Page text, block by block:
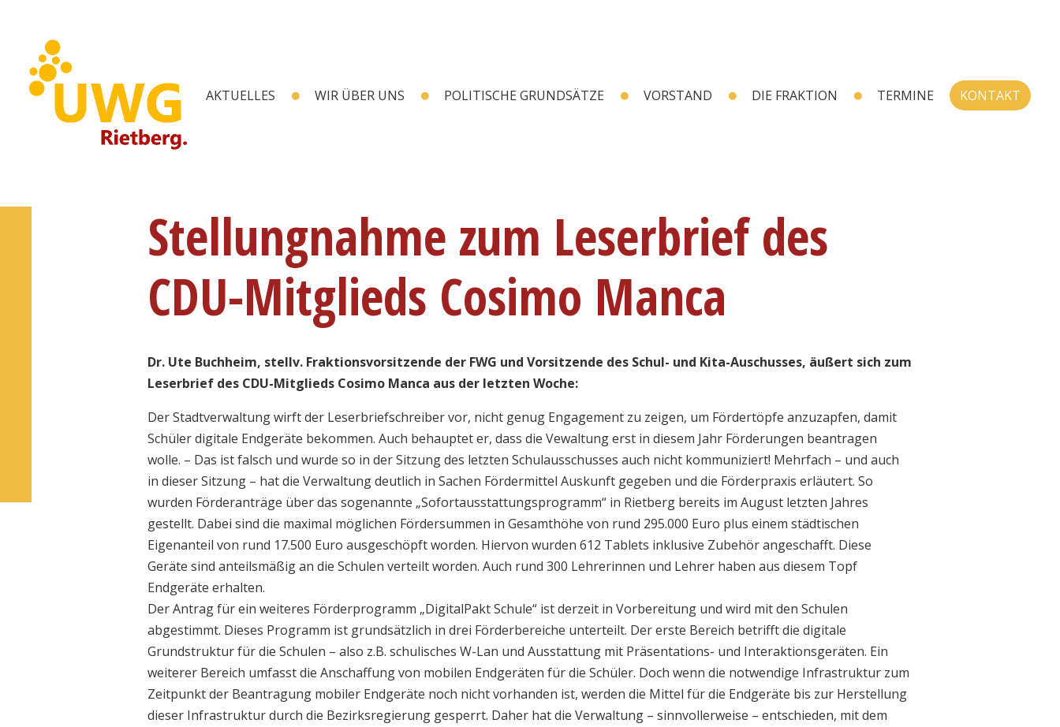
AKTUELLES WIR ÜBER UNS POLITISCHE GRUNDSÄTZE VORSTAND DIE FRAKTION TERMINE KONTAKT
Stellungnahme zum Leserbrief des
CDU-Mitglieds Cosimo Manca
Dr. Ute Buchheim, stellv. Fraktionsvorsitzende der FWG und Vorsitzende des Schul- und Kita-Auschusses, äußert sich zum
Leserbrief des CDU-Mitglieds Cosimo Manca aus der letzten Woche:
Der Stadtverwaltung wirft der Leserbriefschreiber vor, nicht genug Engagement zu zeigen, um Fördertöpfe anzuzapfen, damit
Schüler digitale Endgeräte bekommen. Auch behauptet er, dass die Vewaltung erst in diesem Jahr Förderungen beantragen
wolle. – Das ist falsch und wurde so in der Sitzung des letzten Schulausschusses auch nicht kommuniziert! Mehrfach – und auch
in dieser Sitzung – hat die Verwaltung deutlich in Sachen Fördermittel Auskunft gegeben und die Förderpraxis erläutert. So
wurden Förderanträge über das sogenannte „Sofortausstattungsprogramm“ in Rietberg bereits im August letzten Jahres
gestellt. Dabei sind die maximal möglichen Fördersummen in Gesamthöhe von rund 295.000 Euro plus einem städtischen
Eigenanteil von rund 17.500 Euro ausgeschöpft worden. Hiervon wurden 612 Tablets inklusive Zubehör angeschafft. Diese
Geräte sind anteilsmäßig an die Schulen verteilt worden. Auch rund 300 Lehrerinnen und Lehrer haben aus diesem Topf
Endgeräte erhalten.
Der Antrag für ein weiteres Förderprogramm „DigitalPakt Schule“ ist derzeit in Vorbereitung und wird mit den Schulen
abgestimmt. Dieses Programm ist grundsätzlich in drei Förderbereiche unterteilt. Der erste Bereich betrifft die digitale
Grundstruktur für die Schulen – also z.B. schulisches W-Lan und Ausstattung mit Präsentations- und Interaktionsgeräten. Ein
weiterer Bereich umfasst die Anschaffung von mobilen Endgeräten für die Schüler. Doch wenn die notwendige Infrastruktur zum
Zeitpunkt der Beantragung mobiler Endgeräte noch nicht vorhanden ist, werden die Mittel für die Endgeräte bis zur Herstellung
dieser Infrastruktur durch die Bezirksregierung gesperrt. Daher hat die Verwaltung – sinnvollerweise – entschieden, mit dem